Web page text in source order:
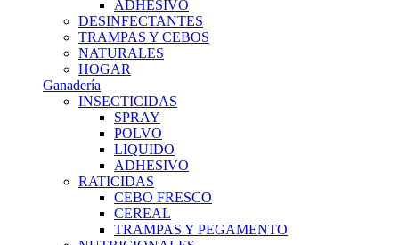
ADHESIVO
DESINFECTANTES
TRAMPAS Y CEBOS
NATURALES
HOGAR
Ganadería
INSECTICIDAS
SPRAY
POLVO
LIQUIDO
ADHESIVO
RATICIDAS
CEBO FRESCO
CEREAL
TRAMPAS Y PEGAMENTO